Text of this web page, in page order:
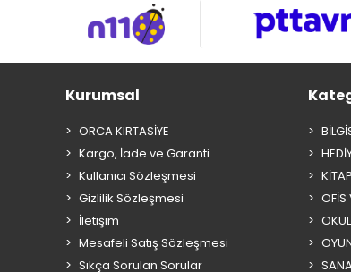
Kurumsal
ORCA KIRTASİYE
Kargo, İade ve Garanti
Kullanıcı Sözleşmesi
Gizlilik Sözleşmesi
İletişim
Mesafeli Satış Sözleşmesi
Sıkça Sorulan Sorular
OFİS